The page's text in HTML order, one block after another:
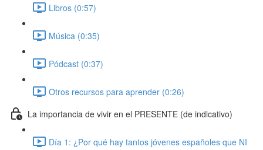
Libros (0:57)
Música (0:35)
Pódcast (0:37)
Otros recursos para aprender (0:26)
La importancia de vivir en el PRESENTE (de indicativo)
Día 1: ¿Por qué hay tantos jóvenes españoles que NI